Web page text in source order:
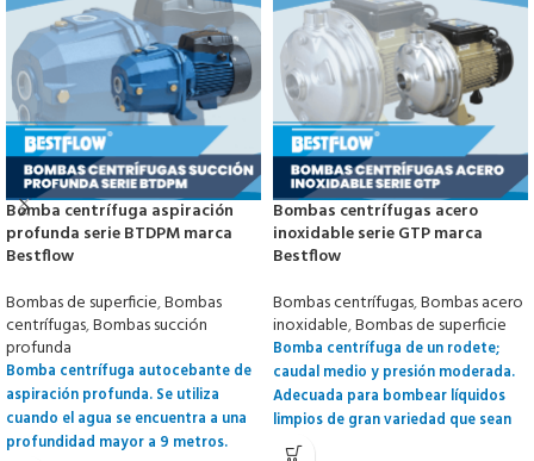
Bomba centrífuga aspiración
profunda serie BTDPM marca
Bestflow
Bombas de superficie,Bombas
centrífugas,Bombas succión
profunda
Bomba centrífuga autocebante de
aspiración profunda. Se utiliza
cuando el agua se encuentra a una
profundidad mayor a 9 metros.
Bombas centrífugas acero
inoxidable serie GTP marca
Bestflow
Bombas centrífugas,Bombas acero
inoxidable,Bombas de superficie
Bomba centrífuga de un rodete;
caudal medio y presión moderada.
Adecuada para bombear líquidos
limpios de gran variedad que sean
compatibles con el acero inoxidable